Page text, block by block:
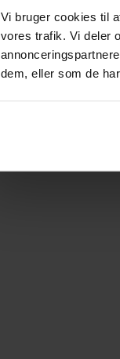
Vi bruger cookies til
vores trafik. Vi deler
dem, eller som de